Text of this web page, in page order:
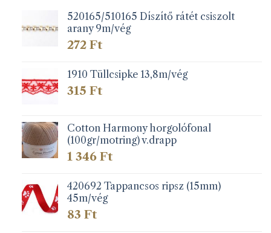
520165/510165 Díszítő rátét csiszolt
arany 9m/vég
272 Ft
1910 Tüllcsipke 13,8m/vég
315 Ft
Cotton Harmony horgolófonal
(100gr/motring) v.drapp
1 346 Ft
420692 Tappancsos ripsz (15mm)
45m/vég
83 Ft